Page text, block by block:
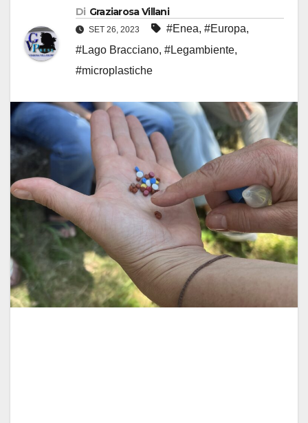
Di Graziarosa Villani
SET 26, 2023 #Enea, #Europa,
#Lago Bracciano, #Legambiente,
#microplastiche